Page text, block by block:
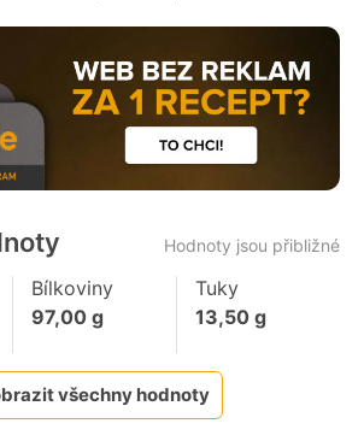
Hodnoty jsou přibližné
Bílkoviny
97,00g
Tuky
13,50g
všechny hodnoty